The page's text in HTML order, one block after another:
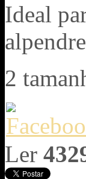
Ideal
2
Ler